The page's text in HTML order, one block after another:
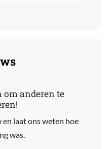
anderen te
laat ons weten hoe
was.